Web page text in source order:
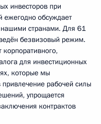
инвесторов при
ежегодно обсуждает
странами. Для 61
безвизовый режим.
для инвестиционных
которые мы
рабочей силы
упрощается
контрактов